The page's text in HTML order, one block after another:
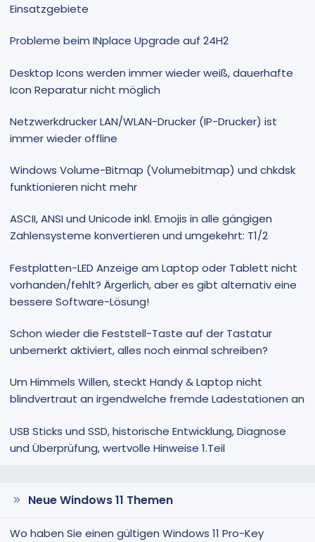
Einsatzgebiete
Probleme beim INplace Upgrade auf 24H2
Desktop Icons werden immer wieder weiß, dauerhafte
Icon Reparatur nicht möglich
Netzwerkdrucker LAN/WLAN-Drucker (IP-Drucker) ist
immer wieder offline
Windows Volume-Bitmap (Volumebitmap) und chkdsk
funktionieren nicht mehr
ASCII, ANSI und Unicode inkl. Emojis in alle gängigen
Zahlensysteme konvertieren und umgekehrt: T1/2
Festplatten-LED Anzeige am Laptop oder Tablett nicht
vorhanden/fehlt? Ärgerlich, aber es gibt alternativ eine
bessere Software-Lösung!
Schon wieder die Feststell-Taste auf der Tastatur
unbemerkt aktiviert, alles noch einmal schreiben?
Um Himmels Willen, steckt Handy & Laptop nicht
blindvertraut an irgendwelche fremde Ladestationen an
USB Sticks und SSD, historische Entwicklung, Diagnose
und Überprüfung, wertvolle Hinweise 1.Teil
Neue Windows 11 Themen
Wo haben Sie einen gültigen Windows 11 Pro-Key